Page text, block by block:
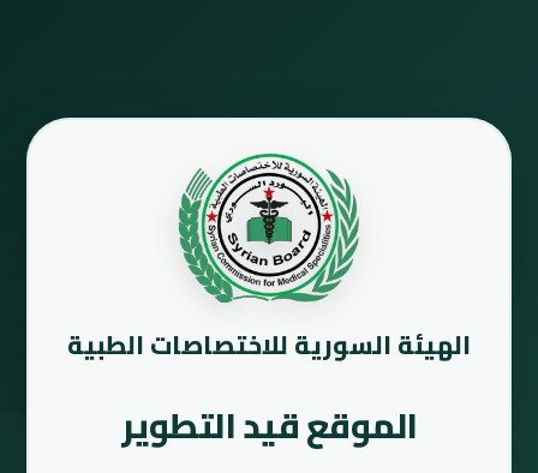
الهيئة السورية للاختصاصات الطبية
الموقع قيد التطوير